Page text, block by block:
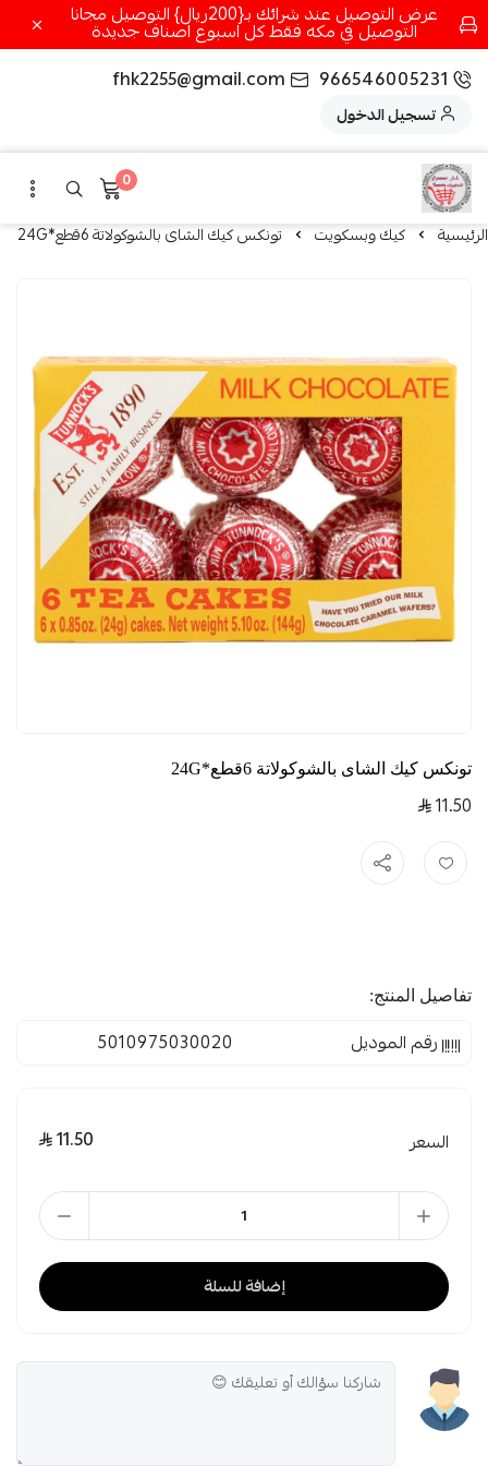
عرض التوصيل عند شرائك بـ{200ريال} التوصيل مجانا
التوصيل في مكه فقط كل اسبوع اصناف جديدة
966546005231
fhk2255@gmail.com
تسجيل الدخول
0
الرئيسية كيك وبسكويت تونكس كيك الشاى بالشوكولاتة 6قطع*24G
تونكس كيك الشاى بالشوكولاتة 6قطع*24G
11.50
تفاصيل المنتج:
رقم الموديل 5010975030020
السعر 11.50
إضافة للسلة